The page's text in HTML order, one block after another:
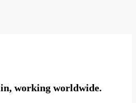
working worldwide.